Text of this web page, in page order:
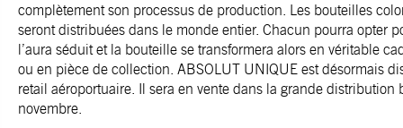
complètement son processus de production. Les bouteilles
seront distribuées dans le monde entier. Chacun pourra opter
l’aura séduit et la bouteille se transformera alors en véritable
ou en pièce de collection. ABSOLUT UNIQUE est désormais
retail aéroportuaire. Il sera en vente dans la grande distribution
novembre.